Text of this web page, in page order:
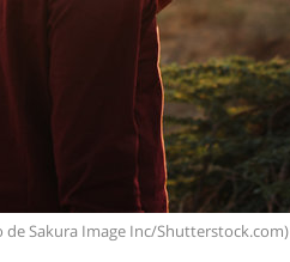
de Sakura Image Inc/Shutterstock.com)